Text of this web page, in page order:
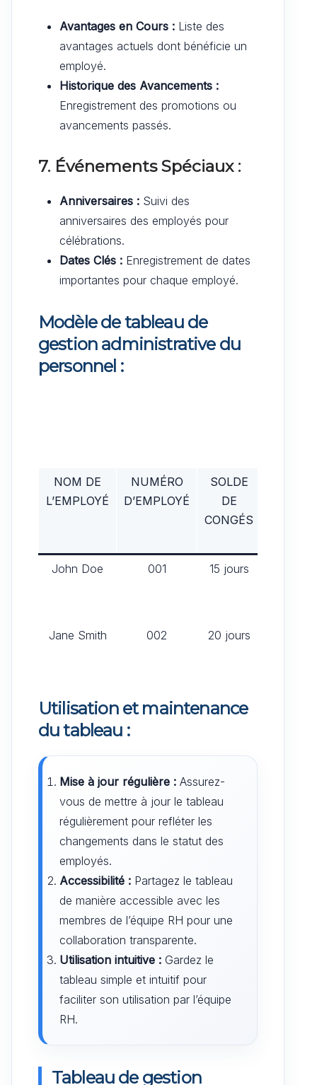
Avantages en Cours : Liste des
avantages actuels dont bénéficie un
employé.
Historique des Avancements :
Enregistrement des promotions ou
avancements passés.
7. Événements Spéciaux :
Anniversaires : Suivi des
anniversaires des employés pour
célébrations.
Dates Clés : Enregistrement de dates
importantes pour chaque employé.
Modèle de tableau de
gestion administrative du
personnel :
NOM DE
L’EMPLOYÉ
NUMÉRO
D’EMPLOYÉ
SOLDE
DE
CONGÉS
John Doe 001 15 jours
Jane Smith 002 20 jours
Utilisation et maintenance
du tableau :
Mise à jour régulière : Assurez-
vous de mettre à jour le tableau
régulièrement pour refléter les
changements dans le statut des
employés.
Accessibilité : Partagez le tableau
de manière accessible avec les
membres de l’équipe RH pour une
collaboration transparente.
Utilisation intuitive : Gardez le
tableau simple et intuitif pour
faciliter son utilisation par l’équipe
RH.
Tableau de gestion